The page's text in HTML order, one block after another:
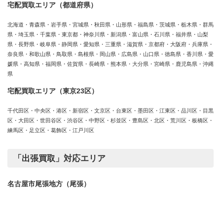
宅配買取エリア（都道府県）
北海道・青森県・岩手県・宮城県・秋田県・山形県・福島県・茨城県・栃木県・群馬
県・埼玉県・千葉県・東京都・神奈川県・新潟県・富山県・石川県・福井県・山梨
県・長野県・岐阜県・静岡県・愛知県・三重県・滋賀県・京都府・大阪府・兵庫県・
奈良県・和歌山県・鳥取県・島根県・岡山県・広島県・山口県・徳島県・香川県・愛
媛県・高知県・福岡県・佐賀県・長崎県・熊本県・大分県・宮崎県・鹿児島県・沖縄
県
宅配買取エリア（東京23区）
千代田区・中央区・港区・新宿区・文京区・台東区・墨田区・江東区・品川区・目黒
区・大田区・世田谷区・渋谷区・中野区・杉並区・豊島区・北区・荒川区・板橋区・
練馬区・足立区・葛飾区・江戸川区
「出張買取」対応エリア
名古屋市尾張地方（尾張）